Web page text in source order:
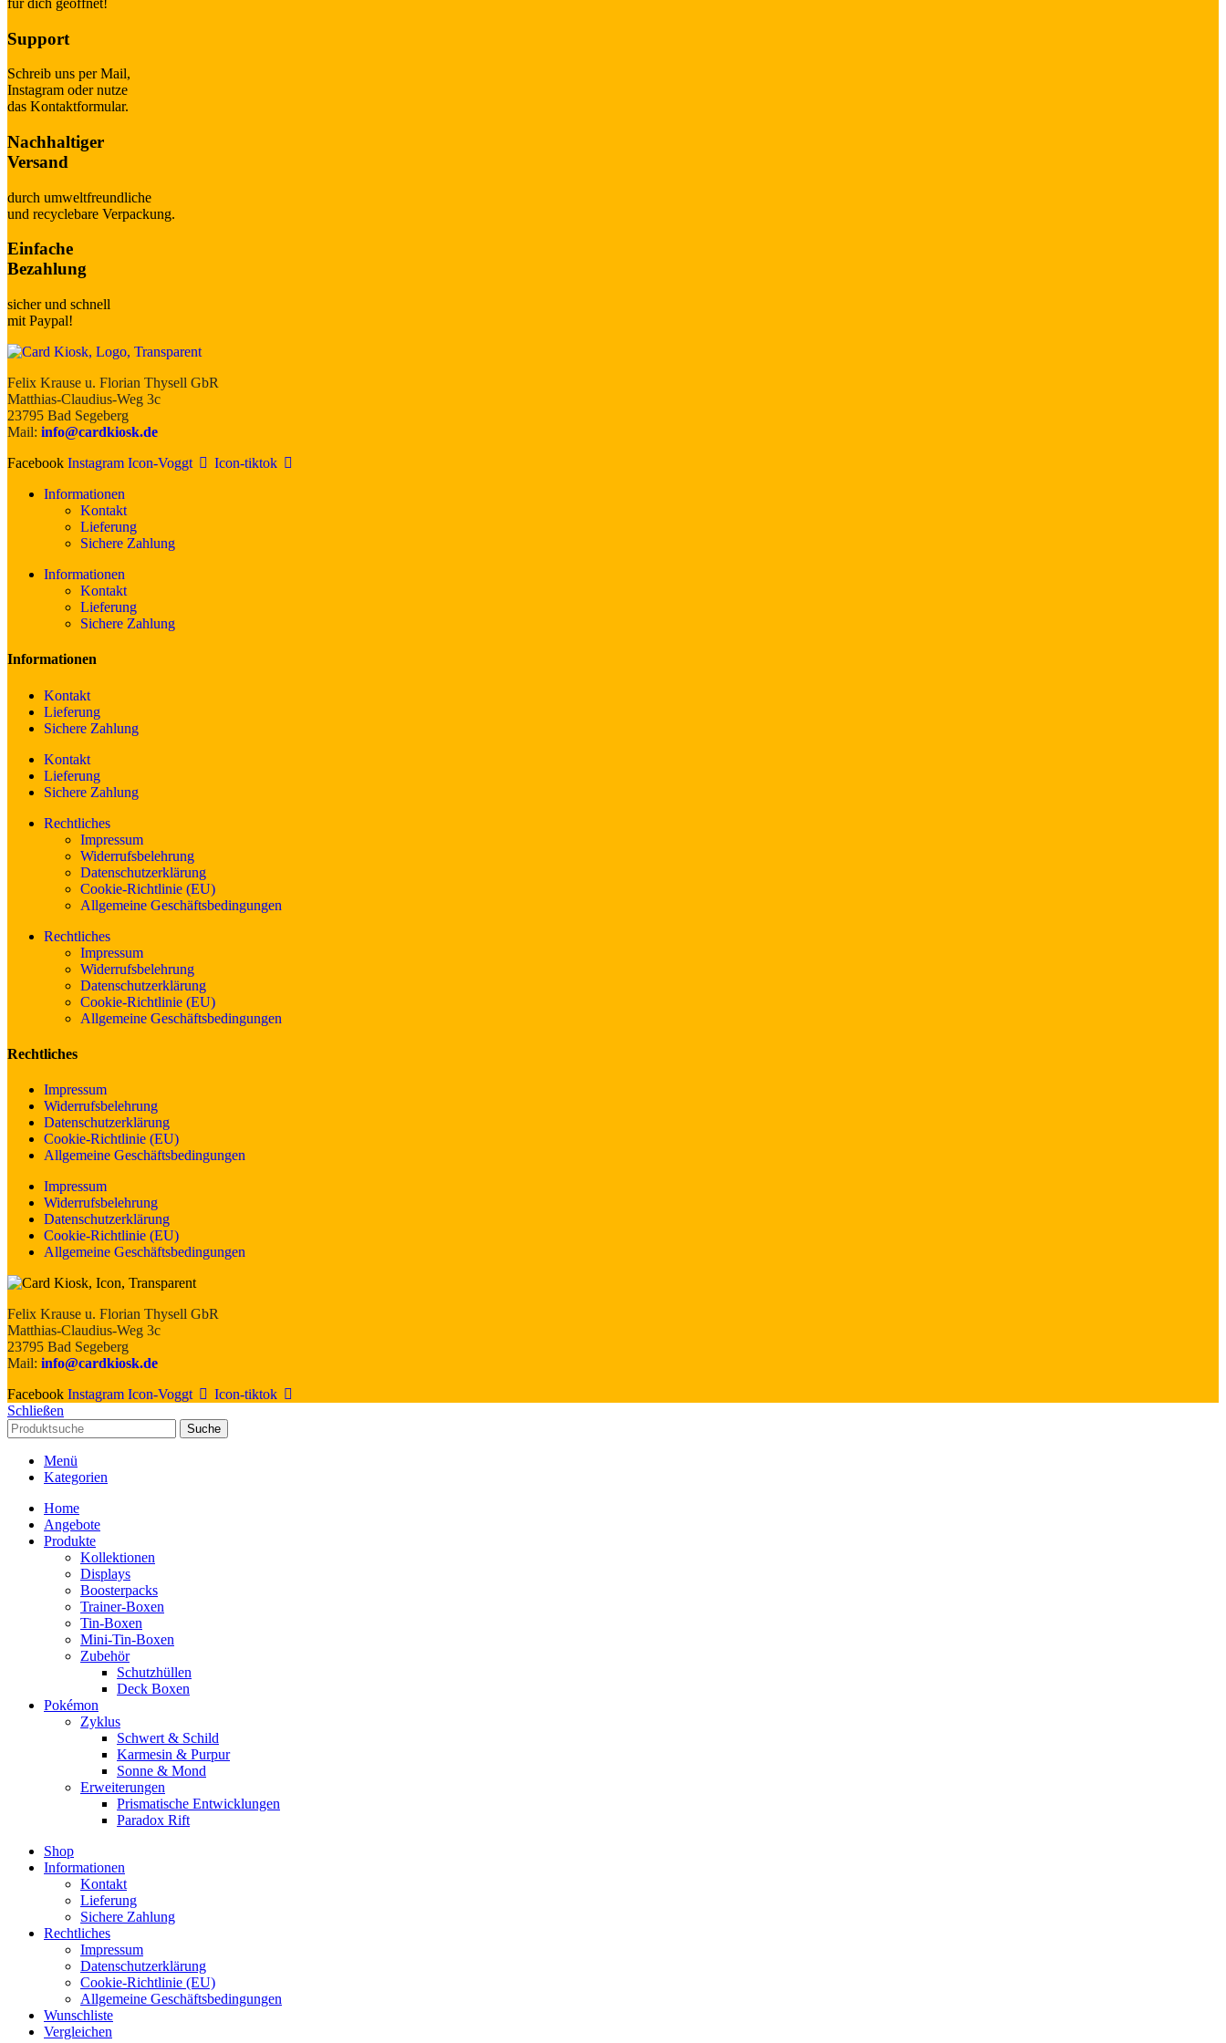
Support
Schreib uns per Mail,
Instagram oder nutze
das Kontaktformular.
Nachhaltiger
Versand
durch umweltfreundliche
und recyclebare Verpackung.
Einfache
Bezahlung
sicher und schnell
mit Paypal!
Felix Krause u. Florian Thysell GbR
Matthias-Claudius-Weg 3c
23795 Bad Segeberg
Mail: info@cardkiosk.de
Facebook Instagram Icon-Voggt
Icon-tiktok
Informationen
Kontakt
Lieferung
Sichere Zahlung
Informationen
Kontakt
Lieferung
Sichere Zahlung
Informationen
Kontakt
Lieferung
Sichere Zahlung
Kontakt
Lieferung
Sichere Zahlung
Rechtliches
Impressum
Widerrufsbelehrung
Datenschutzerklärung
Cookie-Richtlinie (EU)
Allgemeine Geschäftsbedingungen
Rechtliches
Impressum
Widerrufsbelehrung
Datenschutzerklärung
Cookie-Richtlinie (EU)
Allgemeine Geschäftsbedingungen
Rechtliches
Impressum
Widerrufsbelehrung
Datenschutzerklärung
Cookie-Richtlinie (EU)
Allgemeine Geschäftsbedingungen
Impressum
Widerrufsbelehrung
Datenschutzerklärung
Cookie-Richtlinie (EU)
Allgemeine Geschäftsbedingungen
Felix Krause u. Florian Thysell GbR
Matthias-Claudius-Weg 3c
23795 Bad Segeberg
Mail: info@cardkiosk.de
Facebook Instagram Icon-Voggt
Icon-tiktok
Schließen
Suche
Menü
Kategorien
Home
Angebote
Produkte
Kollektionen
Displays
Boosterpacks
Trainer-Boxen
Tin-Boxen
Mini-Tin-Boxen
Zubehör
Schutzhüllen
Deck Boxen
Pokémon
Zyklus
Schwert & Schild
Karmesin & Purpur
Sonne & Mond
Erweiterungen
Prismatische Entwicklungen
Paradox Rift
Shop
Informationen
Kontakt
Lieferung
Sichere Zahlung
Rechtliches
Impressum
Datenschutzerklärung
Cookie-Richtlinie (EU)
Allgemeine Geschäftsbedingungen
Wunschliste
Vergleichen